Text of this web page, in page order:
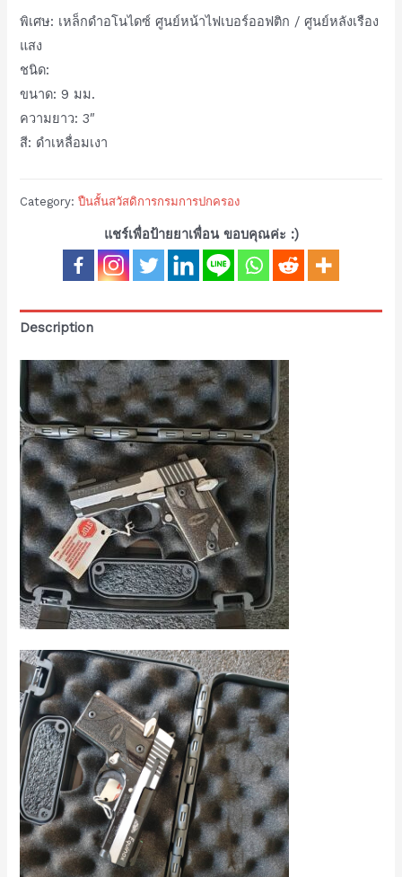
พิเศษ: เหล็กดำอโนไดซ์ ศูนย์หน้าไฟเบอร์ออฟติก / ศูนย์หลังเรือง
แสง
ชนิด:
ขนาด: 9 มม.
ความยาว: 3″
สี: ดำเหลื่อมเงา
Category:ปืนสั้นสวัสดิการกรมการปกครอง
แชร์เพื่อป้ายยาเพื่อน ขอบคุณค่ะ :)
Description